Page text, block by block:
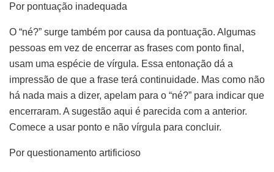
Por pontuação inadequada
O “né?” surge também por causa da pontuação. Algumas
pessoas em vez de encerrar as frases com ponto final,
usam uma espécie de vírgula. Essa entonação dá a
impressão de que a frase terá continuidade. Mas como não
há nada mais a dizer, apelam para o “né?” para indicar que
encerraram. A sugestão aqui é parecida com a anterior.
Comece a usar ponto e não vírgula para concluir.
Por questionamento artificioso